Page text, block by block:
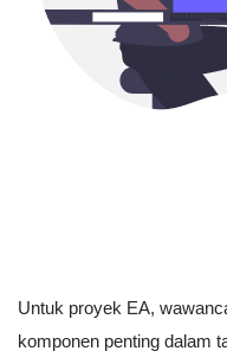
Untuk proyek EA,
komponen penting dalam